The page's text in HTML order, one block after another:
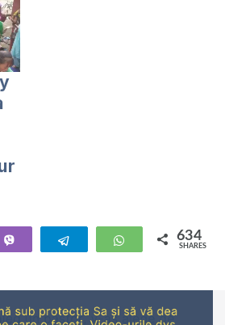
Telegram WhatsApp
634
SHARES